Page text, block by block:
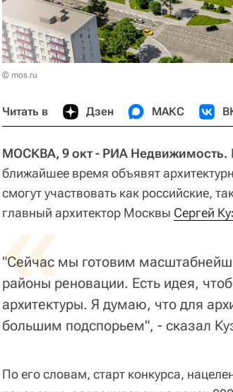
© mos.ru
Читать в Дзен МАКС
МОСКВА, 9 окт - РИА Недвижимость.
ближайшее время объявят
смогут участвовать как российские,
главный архитектор Москвы Сергей
«
"Сейчас мы готовим
районы реновации. Есть идея,
архитектуры. Я думаю, что для
большим подспорьем", - сказал
По его словам, старт конкурса,